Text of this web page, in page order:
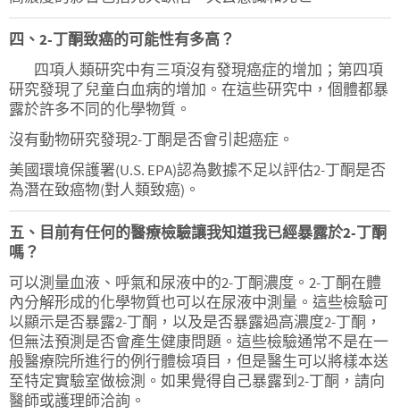
四、2-丁酮致癌的可能性有多高？
四項人類研究中有三項沒有發現癌症的增加；第四項
研究發現了兒童白血病的增加。在這些研究中，個體都暴
露於許多不同的化學物質。
沒有動物研究發現2-丁酮是否會引起癌症。
美國環境保護署(U.S. EPA)認為數據不足以評估2-丁酮是否
為潛在致癌物(對人類致癌)。
五、目前有任何的醫療檢驗讓我知道我已經暴露於2-丁酮
嗎？
可以測量血液、呼氣和尿液中的2-丁酮濃度。2-丁酮在體
內分解形成的化學物質也可以在尿液中測量。這些檢驗可
以顯示是否暴露2-丁酮，以及是否暴露過高濃度2-丁酮，
但無法預測是否會產生健康問題。這些檢驗通常不是在一
般醫療院所進行的例行體檢項目，但是醫生可以將樣本送
至特定實驗室做檢測。如果覺得自己暴露到2-丁酮，請向
醫師或護理師洽詢。